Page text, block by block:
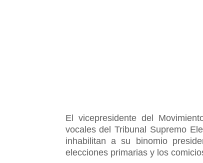
El vicepresidente del
vocales del Tribunal Supremo
inhabilitan a su binomio
elecciones primarias y los